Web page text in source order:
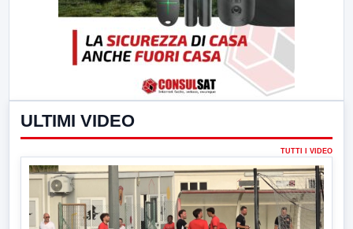
ULTIMI VIDEO
TUTTI I VIDEO